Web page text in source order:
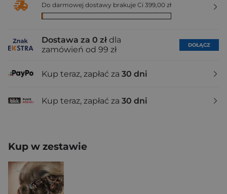
Do darmowej dostawy brakuje Ci 399,00 zł
Dostawa za 0 zł dla
zamówień od 99 zł
DOŁĄCZ
Kup teraz, zapłać za 30 dni
Kup teraz, zapłać za 30 dni
Kup w zestawie